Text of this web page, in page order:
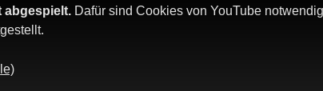
abgespielt. Dafür sind Cookies von YouTube